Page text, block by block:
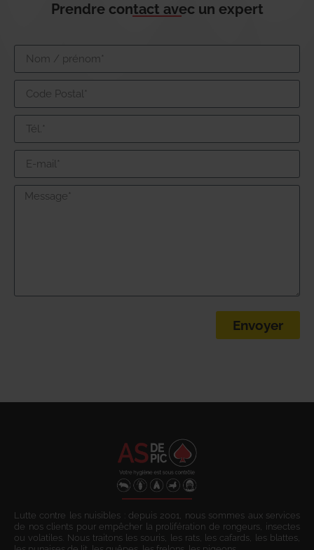
Prendre contact avec un expert
Envoyer
Lutte contre les nuisibles : depuis 2001, nous sommes aux services
de nos clients pour empêcher la prolifération de rongeurs, insectes
ou volatiles. Nous traitons les souris, les rats, les cafards, les blattes,